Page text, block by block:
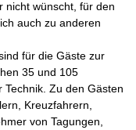
nicht wünscht, für den
auch zu anderen
für die Gäste zur
35 und 105
Zu den Gästen
Kreuzfahrern,
von Tagungen,